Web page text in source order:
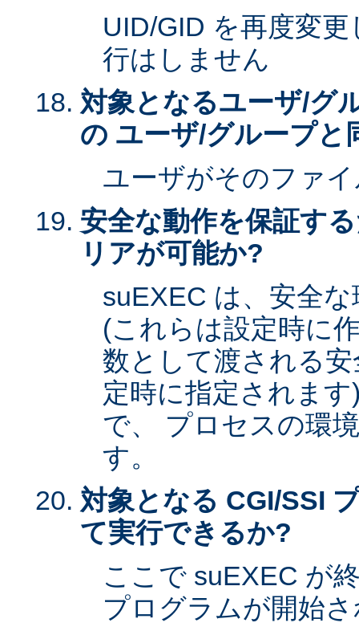
UID/GID を再度変
行はしません
対象となるユーザ/グ
の ユーザ/グループと
ユーザがそのファ
安全な動作を保証す
リアが可能か?
suEXEC は、安全
(これらは設定時に
数として渡される
定時に指定されま
で、 プロセスの環
す。
対象となる CGI/SSI
て実行できるか?
ここで suEXEC が
プログラムが開始